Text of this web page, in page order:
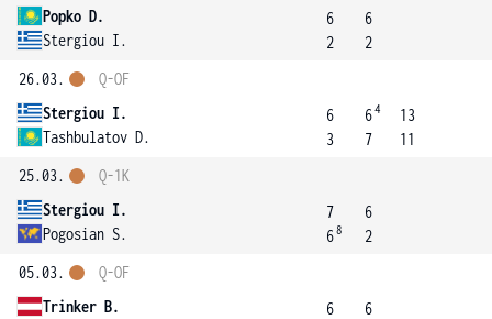
Popko D.
Stergiou I.
6
2
6
2
26.03.
Stergiou I.
Tashbulatov D.
Q-OF
6
3
64
7
13
11
25.03.
Stergiou I.
Pogosian S.
Q-1K
7
68
6
2
05.03.
Trinker B.
Q-OF
6
6